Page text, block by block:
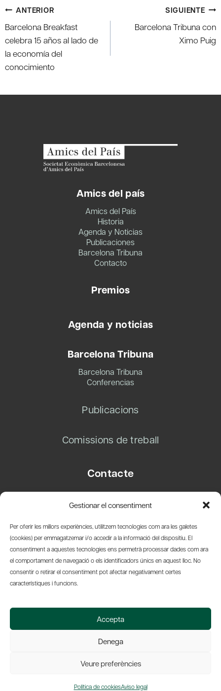
Gestionar el consentiment
Per oferir les millors experiències, utilitzem tecnologies com ara les galetes
(cookies) per emmagatzemar i/o accedir a la informació del dispositiu. El
consentiment a aquestes tecnologies ens permetrà processar dades com ara
el comportament de navegació o els identificadors únics en aquest lloc. No
consentir o retirar el consentiment pot afectar negativament certes
característiques i funcions.
Accepta
Denega
Veure preferències
Política de cookiesAviso legal
Navegación
de
entradas
ANTERIOR
Barcelona Breakfast
celebra 15 años al lado de
la economía del
conocimiento
SIGUIENTE
Barcelona Tribuna con
Ximo Puig
Amics del país
Amics del País
Historia
Agenda y Noticias
Publicaciones
Barcelona Tribuna
Contacto
Premios
Agenda y noticias
Barcelona Tribuna
Barcelona Tribuna
Conferencias
Publicacions
Comissions de treball
Contacte
08003 Barcelona
info@amicsdelpais.com
Suscripció Newsletter
© 2026 Societat Econòmica Barcelonesa d'Amics del País
Web by Ideamatic